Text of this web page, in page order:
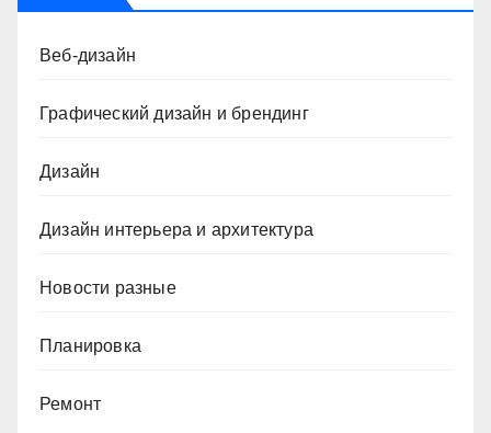
Веб-дизайн
Графический дизайн и брендинг
Дизайн
Дизайн интерьера и архитектура
Новости разные
Планировка
Ремонт